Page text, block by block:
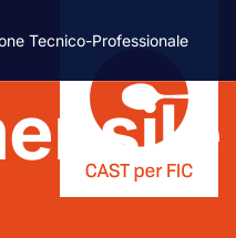
Tecnico-Professionale